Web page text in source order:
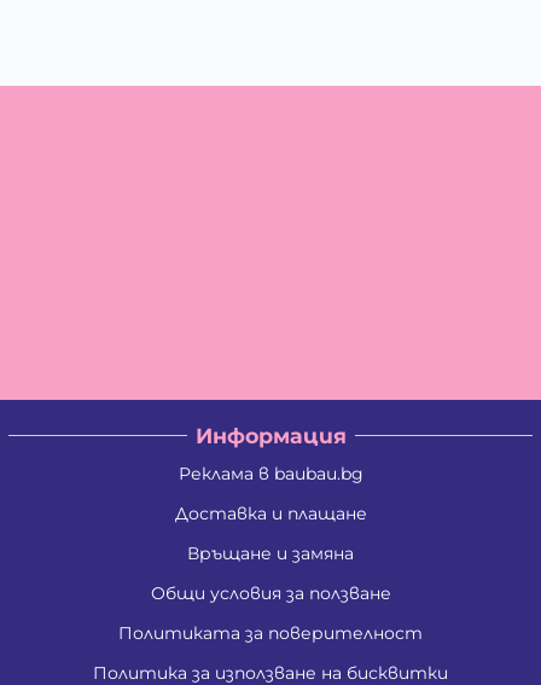
Информация
Реклама в baubau.bg
Доставка и плащане
Връщане и замяна
Общи условия за ползване
Политиката за поверителност
Политика за използване на бисквитки